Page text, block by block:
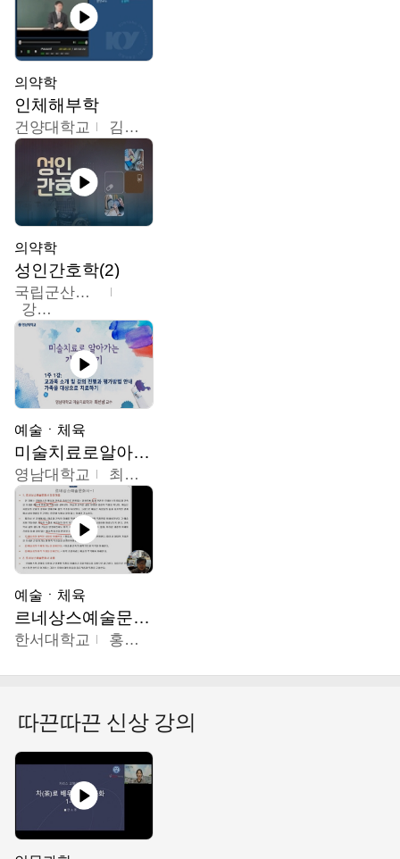
의약학
인체해부학
건양대학교 김철태
의약학
성인간호학(2)
국립군산대학교
강경아
예술ㆍ체육
미술치료로알아가는가족이야기
영남대학교 최선남
예술ㆍ체육
르네상스예술문화사
한서대학교 홍창호
따끈따끈 신상 강의